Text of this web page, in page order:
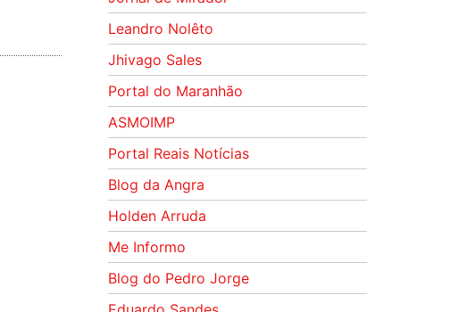
Leandro Nolêto
Jhivago Sales
Portal do Maranhão
ASMOIMP
Portal Reais Notí­cias
Blog da Angra
Holden Arruda
Me Informo
Blog do Pedro Jorge